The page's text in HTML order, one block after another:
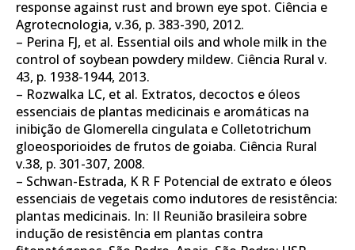
response against rust and brown eye spot. Ciência e
Agrotecnologia, v.36, p. 383-390, 2012.
– Perina FJ, et al. Essential oils and whole milk in the
control of soybean powdery mildew. Ciência Rural v.
43, p. 1938-1944, 2013.
– Rozwalka LC, et al. Extratos, decoctos e óleos
essenciais de plantas medicinais e aromáticas na
inibição de Glomerella cingulata e Colletotrichum
gloeosporioides de frutos de goiaba. Ciência Rural
v.38, p. 301-307, 2008.
– Schwan-Estrada, K R F Potencial de extrato e óleos
essenciais de vegetais como indutores de resistência:
plantas medicinais. In: II Reunião brasileira sobre
indução de resistência em plantas contra